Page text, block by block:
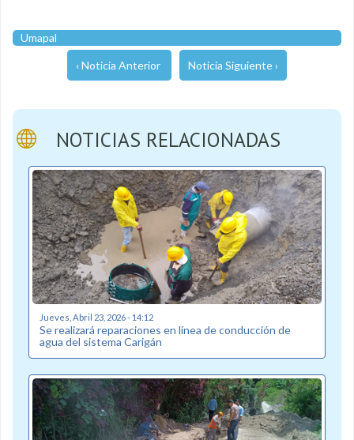
Umapal
‹ Noticia Anterior Noticia Siguiente ›
NOTICIAS RELACIONADAS
Jueves, Abril 23, 2026 - 14:12
Se realizará reparaciones en línea de conducción de
agua del sistema Carigán